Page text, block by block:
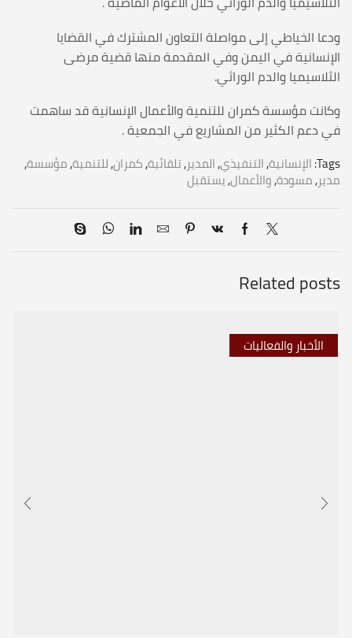
ودعا الخياطي إلى مواصلة التعاون المشترك في القضايا
الإنسانية في اليمن وفي المقدمة منها قضية مرضى
الثلاسيميا والدم الوراثي.
وكانت مؤسسة كمران للتنمية والأعمال الإنسانية قد ساهمت
في دعم الكثير من المشاريع في الجمعية .
Tags: الإنسانية,التنفيذي,المدير,تلقائية,كمران,للتنمية,مؤسسة,
مدير,مسودة,والأعمال,يستقبل
Related posts
الأخبار والفعاليات